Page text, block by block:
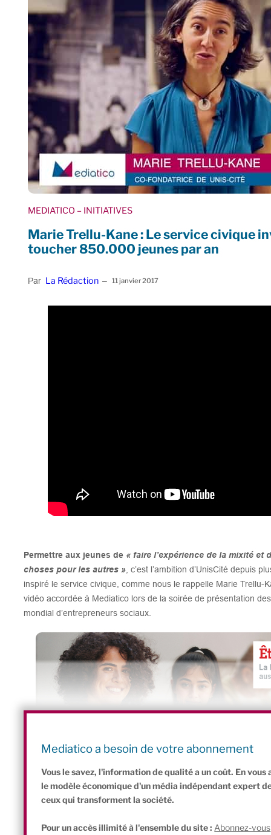
MEDIATICO – INITIATIVES
Marie Trellu-Kane : Le service civique
toucher 850.000 jeunes par an
Par La Rédaction – 11 janvier 2017
Permettre aux jeunes de « faire l’expérience de la mixité et
choses pour les autres », c’est l’ambition d’UnisCité depuis
inspiré le service civique, comme nous le rappelle Marie Trellu-
vidéo accordée à Mediatico lors de la soirée de présentation
mondial d’entrepreneurs sociaux.
Mediatico a besoin de votre abonnement
Vous le savez, l'information de qualité a un coût. En
le modèle économique d'un média indépendant expert
ceux qui transforment la société.
Pour un accès illimité à l'ensemble du site : Abonnez-vous